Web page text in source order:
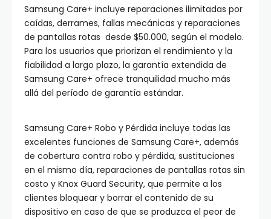
Samsung Care+ incluye reparaciones ilimitadas por
caídas, derrames, fallas mecánicas y reparaciones
de pantallas rotas desde $50.000, según el modelo.
Para los usuarios que priorizan el rendimiento y la
fiabilidad a largo plazo, la garantía extendida de
Samsung Care+ ofrece tranquilidad mucho más
allá del período de garantía estándar.
Samsung Care+ Robo y Pérdida incluye todas las
excelentes funciones de Samsung Care+, además
de cobertura contra robo y pérdida, sustituciones
en el mismo día, reparaciones de pantallas rotas sin
costo y Knox Guard Security, que permite a los
clientes bloquear y borrar el contenido de su
dispositivo en caso de que se produzca el peor de